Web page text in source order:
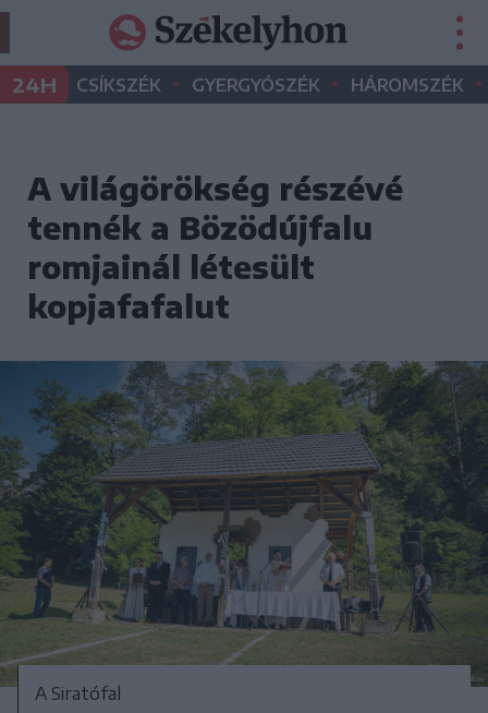
24H CSÍKSZÉK • GYERGYÓSZÉK • HÁROMSZÉK •
A világörökség részévé
tennék a Bözödújfalu
romjainál létesült
kopjafafalut
A Siratófal